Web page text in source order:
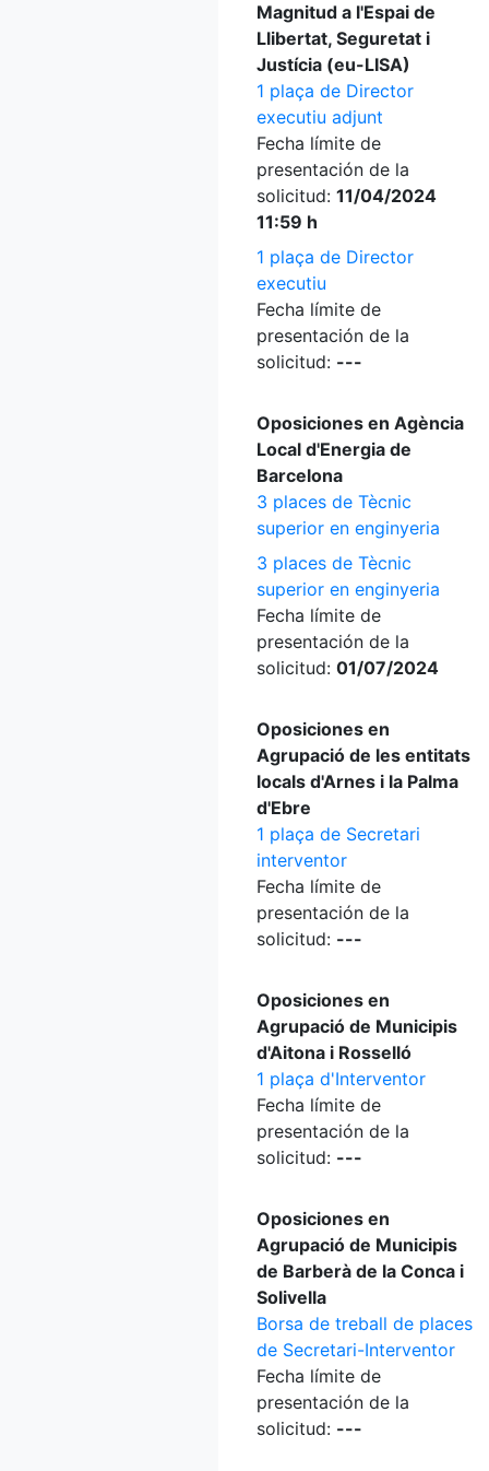
Magnitud a l'Espai de
Llibertat, Seguretat i
Justícia (eu-LISA)
1 plaça de Director
executiu adjunt
Fecha límite de
presentación de la
solicitud: 11/04/2024
11:59 h
1 plaça de Director
executiu
Fecha límite de
presentación de la
solicitud: ---
Oposiciones en Agència
Local d'Energia de
Barcelona
3 places de Tècnic
superior en enginyeria
3 places de Tècnic
superior en enginyeria
Fecha límite de
presentación de la
solicitud: 01/07/2024
Oposiciones en
Agrupació de les entitats
locals d'Arnes i la Palma
d'Ebre
1 plaça de Secretari
interventor
Fecha límite de
presentación de la
solicitud: ---
Oposiciones en
Agrupació de Municipis
d'Aitona i Rosselló
1 plaça d'Interventor
Fecha límite de
presentación de la
solicitud: ---
Oposiciones en
Agrupació de Municipis
de Barberà de la Conca i
Solivella
Borsa de treball de places
de Secretari-Interventor
Fecha límite de
presentación de la
solicitud: ---